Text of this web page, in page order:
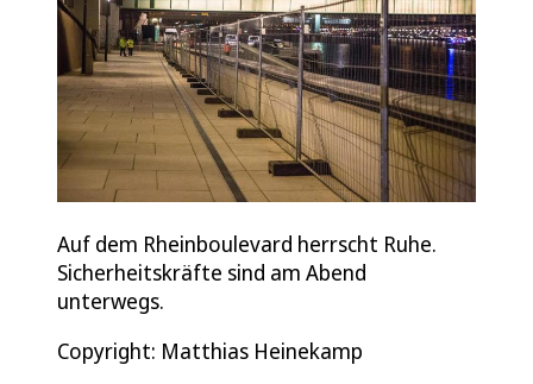
Auf dem Rheinboulevard herrscht Ruhe.
Sicherheitskräfte sind am Abend
unterwegs.
Copyright: Matthias Heinekamp